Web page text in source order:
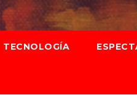
TECNOLOGÍA